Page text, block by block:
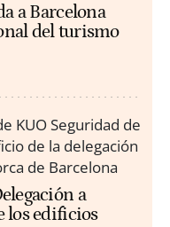
a Barcelona
del turismo
a
los edificios